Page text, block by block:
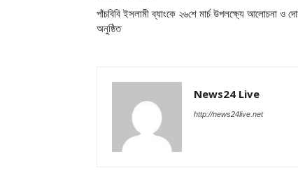
পাঁচবিবি ইসলামী ব্যাংকে ২৬শে মার্চ উপলক্ষ্যে আলোচনা ও
অনুষ্ঠিত
News24 Live
http://news24live.net